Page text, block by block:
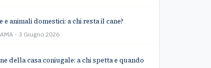
e animali domestici: a chi resta il cane?
3 Giugno 2026
della casa coniugale: a chi spetta e quando